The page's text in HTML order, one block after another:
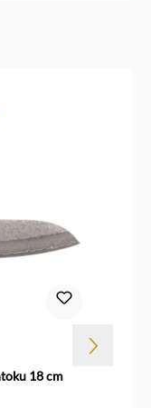
18 cm